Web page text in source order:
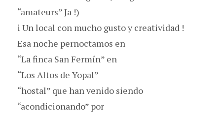
“amateurs” Ja !)
i Un local con mucho gusto y creatividad !
Esa noche pernoctamos en
“La finca San Fermín” en
“Los Altos de Yopal”
“hostal” que han venido siendo
“acondicionando” por